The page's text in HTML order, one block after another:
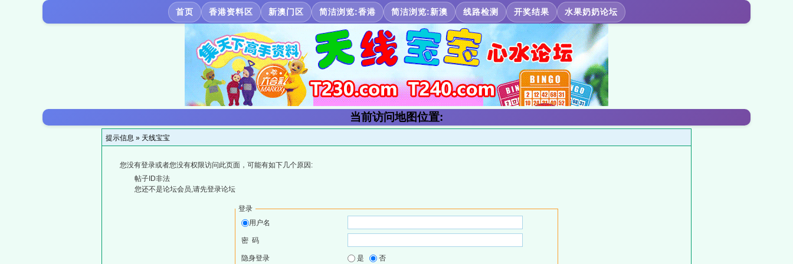
首页 香港资料区 新澳门区 简洁浏览:香港 简洁浏览:新澳 线路检测 开奖结果 水果奶奶论坛
当前访问地图位置:
提示信息 » 天线宝宝
您没有登录或者您没有权限访问此页面，可能有如下几个原因:
帖子ID非法
您还不是论坛会员,请先登录论坛
登录
用户名
密 码
隐身登录 是 否